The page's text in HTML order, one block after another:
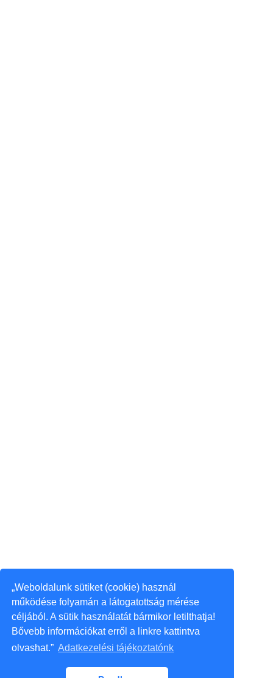
„Weboldalunk sütiket (cookie) használ
működése folyamán a látogatottság mérése
céljából. A sütik használatát bármikor letilthatja!
Bővebb információkat erről a linkre kattintva
olvashat.” Adatkezelési tájékoztatónk